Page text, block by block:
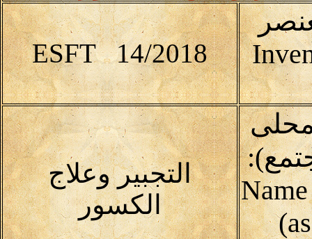
ESFT 14/2018
التجبير وعلاج
الكسور